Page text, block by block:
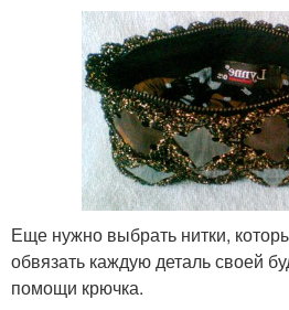
Еще нужно выбрать нитки,
обвязать каждую деталь своей
помощи крючка.